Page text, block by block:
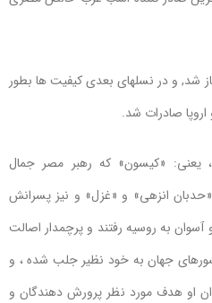
شد, و در نسلهای بعدی کیفیت ها بطور
اروپا صادرات شد.
، یعنی: «کیسون» که رهبر مصر جمال
«حدبان انزهی» و «غزل» و نیز پسرانش
به روسیه رفتند و پرچمدار اصالت
جهان به خود نظیر جلب شده ، و
او هدف مورد نظر پرورش دهندگان و